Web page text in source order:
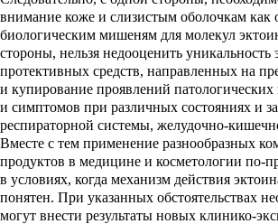
внимание коже и слизистым оболочкам как
биологическим мишеням для молекул
стороны, нельзя недооценить
протективных средств, направленных на
и купирование проявлений патологических
и симптомов при различных состояниях и
респираторной системы, желудочно-
Вместе с тем применение разнообразных
продуктов в медицине и косметологии по-
в условиях, когда механизм действия
понятен. При указанных обстоятельствах
могут внести результаты новых клинико-